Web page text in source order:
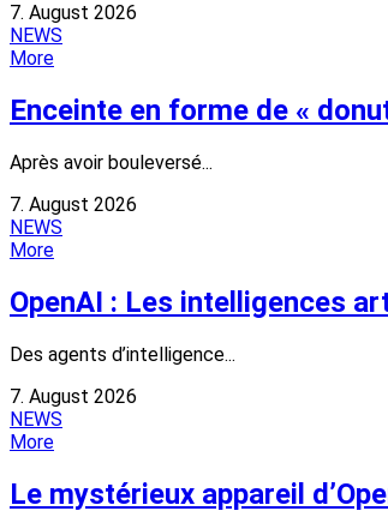
7. August 2026
NEWS
More
Enceinte en forme de «
Après avoir bouleversé...
7. August 2026
NEWS
More
OpenAI : Les intelligences
Des agents d’intelligence...
7. August 2026
NEWS
More
Le mystérieux appareil